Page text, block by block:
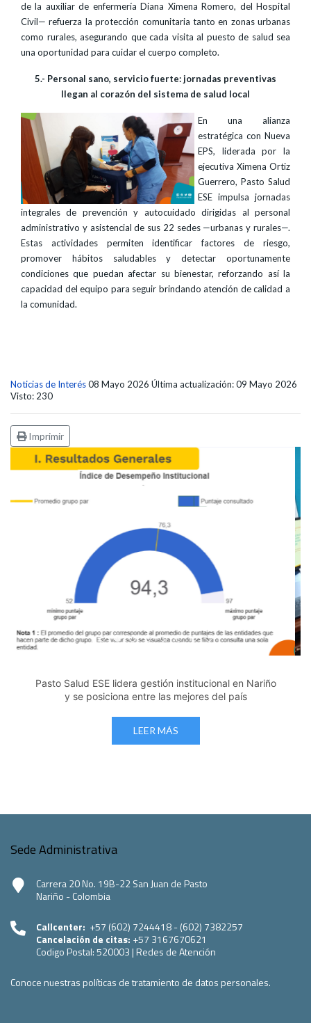
de la auxiliar de enfermería Diana Ximena Romero, del Hospital
Civil— refuerza la protección comunitaria tanto en zonas urbanas
como rurales, asegurando que cada visita al puesto de salud sea
una oportunidad para cuidar el cuerpo completo.
5.- Personal sano, servicio fuerte: jornadas preventivas
llegan al corazón del sistema de salud local
En una alianza
estratégica con Nueva
EPS, liderada por la
ejecutiva Ximena Ortiz
Guerrero, Pasto Salud
ESE impulsa jornadas
integrales de prevención y autocuidado dirigidas al personal
administrativo y asistencial de sus 22 sedes —urbanas y rurales—.
Estas actividades permiten identificar factores de riesgo,
promover hábitos saludables y detectar oportunamente
condiciones que puedan afectar su bienestar, reforzando así la
capacidad del equipo para seguir brindando atención de calidad a
la comunidad.
Noticias de Interés08 Mayo 2026 Última actualización: 09 Mayo 2026
Visto: 230
Imprimir
Edicto Emplazatorio a los Afiliados en el Régimen
Pasto Salud ESE lidera gestión institucional
Pasto Salud E.S.E. capacita a sus equipos
Último día para inscripciones en
Viceministro garantiza
Mil pesos que salvan vidas:
Cápsula 18-26 - Reporte
Cápsula 17-26 -
Pasto Salud E.S.E. capacita a sus equipos directivos
en normatividad disciplinaria
LEER MÁS
Sede Administrativa
Carrera 20 No. 19B-22 San Juan de Pasto
Nariño - Colombia
Callcenter: +57 (602) 7244418 - (602) 7382257
Cancelación de citas: +57 3167670621
Codigo Postal:520003 | Redes de Atención
Conoce nuestras políticas de tratamiento de datos personales.